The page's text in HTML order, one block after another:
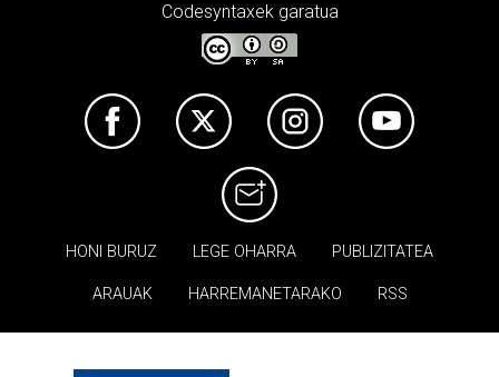
Codesyntaxek garatua
HONI BURUZ LEGE OHARRA PUBLIZITATEA
ARAUAK HARREMANETARAKO RSS